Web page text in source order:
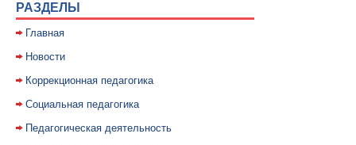
РАЗДЕЛЫ
Главная
Новости
Коррекционная педагогика
Социальная педагогика
Педагогическая деятельность